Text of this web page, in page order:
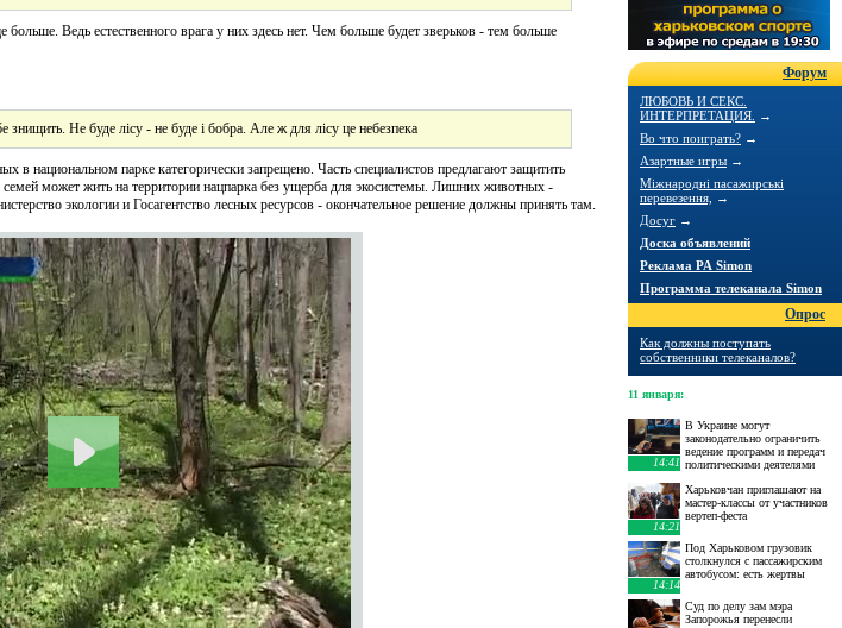
Ведь естественного врага у них здесь нет. Чем больше будет зверьков - тем больше
Не буде лісу - не буде і бобра. Але ж для лісу це небезпека
национальном парке категорически запрещено. Часть специалистов предлагают защитить
семей может жить на территории нацпарка без ущерба для экосистемы. Лишних животных -
экологии и Госагентство лесных ресурсов - окончательное решение должны принять там.
Форум
ЛЮБОВЬ И СЕКС.
ИНТЕРПРЕТАЦИЯ.
→
Во что поиграть? →
Азартные игры →
Міжнародні пасажирські
перевезення,
→
Досуг →
Доска объявлений
Реклама РА Simon
Программа телеканала Simon
Опрос
Как должны поступать
собственники телеканалов?
11 января:
14:41
В Украине могут
законодательно ограничить
ведение программ и передач
политическими деятелями
14:21
Харьковчан приглашают на
мастер-классы от участников
вертеп-феста
14:14
Под Харьковом грузовик
столкнулся с пассажирским
автобусом: есть жертвы
Суд по делу зам мэра
Запорожья перенесли